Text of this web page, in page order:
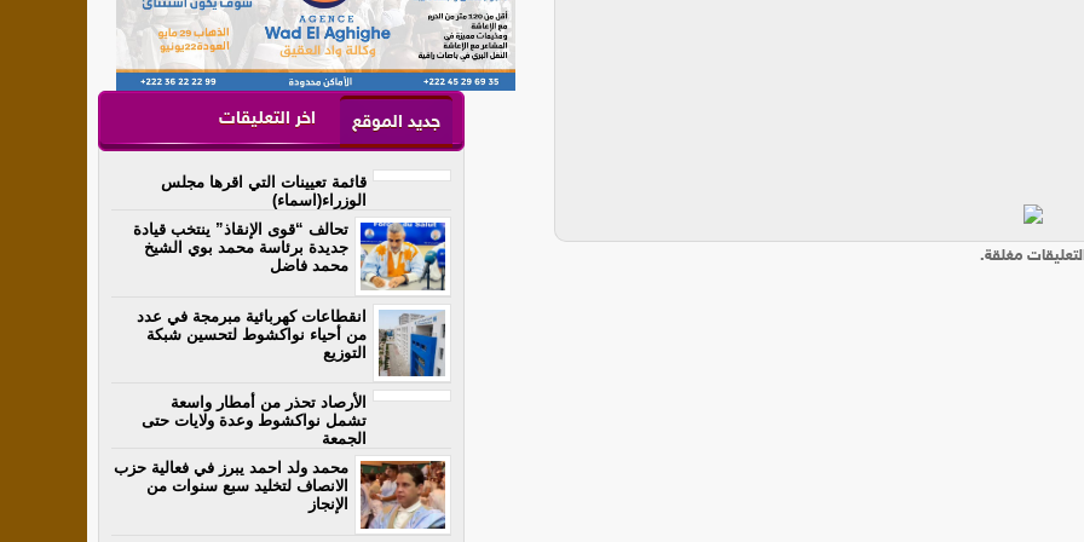
مغلقة.
جديد الموقع اخر التعليقات
قائمة تعيينات التي اقرها مجلس
الوزراء(اسماء)
تحالف “قوى الإنقاذ” ينتخب قيادة
جديدة برئاسة محمد بوي الشيخ
محمد فاضل
انقطاعات كهربائية مبرمجة في عدد
من أحياء نواكشوط لتحسين شبكة
التوزيع
الأرصاد تحذر من أمطار واسعة
تشمل نواكشوط وعدة ولايات حتى
الجمعة
محمد ولد احمد يبرز في فعالية حزب
الانصاف لتخليد سبع سنوات من
الإنجاز